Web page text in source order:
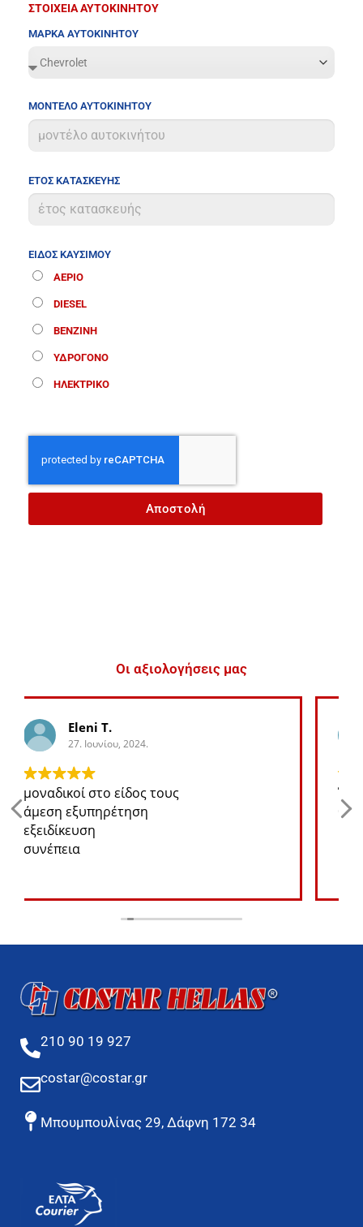
ΣΤΟΙΧΕΙΑ ΑΥΤΟΚΙΝΗΤΟΥ
ΜΑΡΚΑ ΑΥΤΟΚΙΝΗΤΟΥ
ΜΟΝΤΕΛΟ ΑΥΤΟΚΙΝΗΤΟΥ
ΕΤΟΣ ΚΑΤΑΣΚΕΥΗΣ
ΕΙΔΟΣ ΚΑΥΣΙΜΟΥ
ΑΕΡΙΟ
DIESEL
ΒΕΝΖΙΝΗ
ΥΔΡΟΓΟΝΟ
ΗΛΕΚΤΡΙΚΟ
Αποστολή
Οι αξιολογήσεις μας
27. Ιουνίου, 2024.
Ότι ανταλλακτικό χρειάζομαι για το jeep
θα το βρω σε καλή τιμή
210 90 19 927
costar@costar.gr
Μπουμπουλίνας 29, Δάφνη 172 34